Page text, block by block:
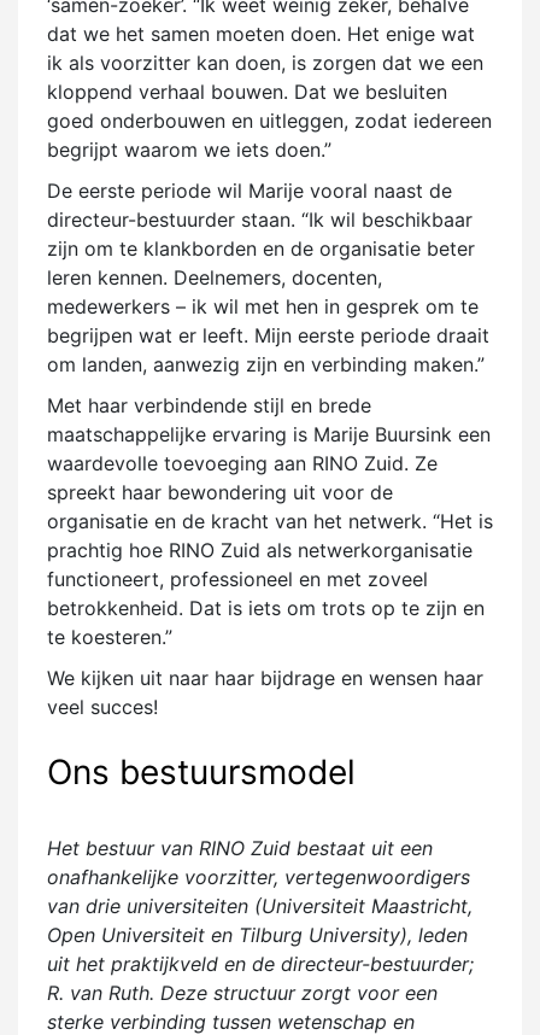
dat we het samen moeten doen. Het enige wat
ik als voorzitter kan doen, is zorgen dat we een
kloppend verhaal bouwen. Dat we besluiten
goed onderbouwen en uitleggen, zodat iedereen
begrijpt waarom we iets doen.”
De eerste periode wil Marije vooral naast de
directeur-bestuurder staan. “Ik wil beschikbaar
zijn om te klankborden en de organisatie beter
leren kennen. Deelnemers, docenten,
medewerkers – ik wil met hen in gesprek om te
begrijpen wat er leeft. Mijn eerste periode draait
om landen, aanwezig zijn en verbinding maken.”
Met haar verbindende stijl en brede
maatschappelijke ervaring is Marije Buursink een
waardevolle toevoeging aan RINO Zuid. Ze
spreekt haar bewondering uit voor de
organisatie en de kracht van het netwerk. “Het is
prachtig hoe RINO Zuid als netwerkorganisatie
functioneert, professioneel en met zoveel
betrokkenheid. Dat is iets om trots op te zijn en
te koesteren.”
We kijken uit naar haar bijdrage en wensen haar
veel succes!
Ons bestuursmodel
Het bestuur van RINO Zuid bestaat uit een
onafhankelijke voorzitter, vertegenwoordigers
van drie universiteiten (Universiteit Maastricht,
Open Universiteit en Tilburg University), leden
uit het praktijkveld en de directeur-bestuurder;
R. van Ruth. Deze structuur zorgt voor een
sterke verbinding tussen wetenschap en